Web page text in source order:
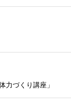
力づくり講座」